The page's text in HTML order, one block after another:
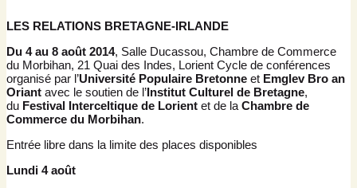
LES RELATIONS BRETAGNE-IRLANDE
Du 4 au 8 août 2014, Salle Ducassou, Chambre de Commerce
du Morbihan, 21 Quai des Indes, Lorient Cycle de conférences
organisé par l’Université Populaire Bretonne et Emglev Bro an
Oriant avec le soutien de l’Institut Culturel de Bretagne,
du Festival Interceltique de Lorient et de la Chambre de
Commerce du Morbihan.
Entrée libre dans la limite des places disponibles
Lundi 4 août